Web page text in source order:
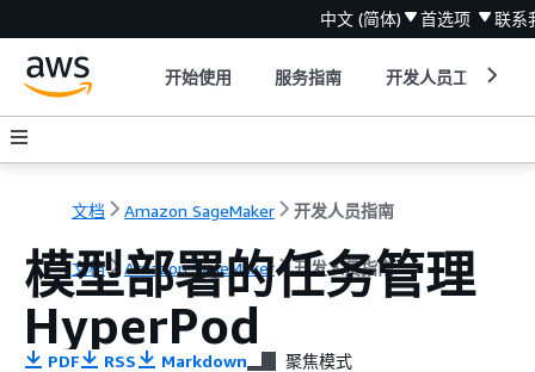
中文 (简体) 首选项 联系
开始使用 服务指南 开发人员工具
文档 Amazon SageMaker 开发人员指南
文档 Amazon SageMaker 开发人员指南
模型部署的任务管理
HyperPod
PDF RSS Markdown 聚焦模式